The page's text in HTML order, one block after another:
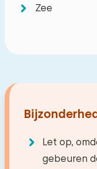
Let op,
gebeuren
Zee